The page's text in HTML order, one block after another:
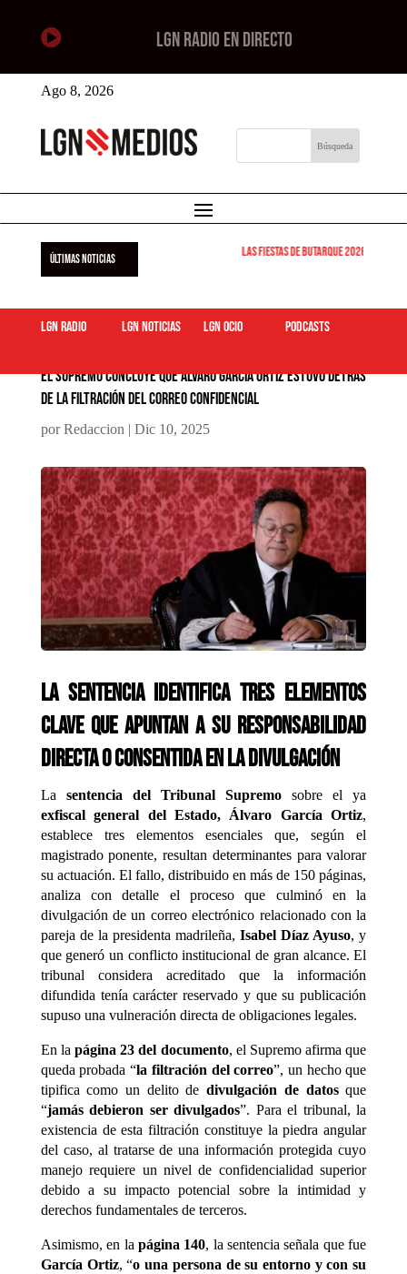
 LGN RADIO EN DIRECTO
Ago 8, 2026
ÚLTIMAS NOTICIAS Las Fiestas de Butarque 2026 arrancan
LGN Radio LGN Noticias LGN ocio podcasts
El Supremo concluye que Álvaro García Ortiz estuvo detrás
de la filtración del correo confidencial
porRedaccion| Dic 10, 2025
La sentencia identifica tres elementos
clave que apuntan a su responsabilidad
directa o consentida en la divulgación
La sentencia del Tribunal Supremo sobre el ya
exfiscal general del Estado, Álvaro García Ortiz,
establece tres elementos esenciales que, según el
magistrado ponente, resultan determinantes para valorar
su actuación. El fallo, distribuido en más de 150 páginas,
analiza con detalle el proceso que culminó en la
divulgación de un correo electrónico relacionado con la
pareja de la presidenta madrileña,Isabel Díaz Ayuso, y
que generó un conflicto institucional de gran alcance. El
tribunal considera acreditado que la información
difundida tenía carácter reservado y que su publicación
supuso una vulneración directa de obligaciones legales.
En lapágina 23 del documento, el Supremo afirma que
queda probada “la filtración del correo”, un hecho que
tipifica como un delito dedivulgación de datosque
“jamás debieron ser divulgados”. Para el tribunal, la
existencia de esta filtración constituye la piedra angular
del caso, al tratarse de una información protegida cuyo
manejo requiere un nivel de confidencialidad superior
debido a su impacto potencial sobre la intimidad y
derechos fundamentales de terceros.
Asimismo, en la página 140, la sentencia señala que fue
García Ortiz, “o una persona de su entorno y con su